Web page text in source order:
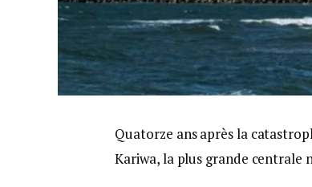
Quatorze ans après la
Kariwa, la plus grande centrale